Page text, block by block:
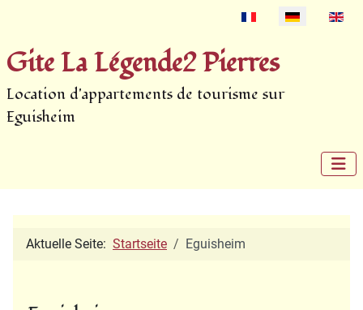
Select your language
Gite La Légende2 Pierres
Location d'appartements de tourisme sur
Eguisheim
Aktuelle Seite: Startseite Eguisheim